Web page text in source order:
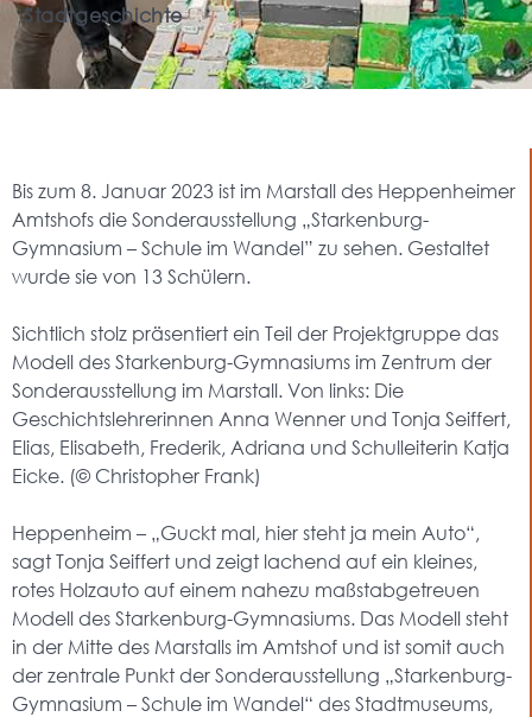
Stadtgeschichte
Bis zum 8. Januar 2023 ist im Marstall des Heppenheimer
Amtshofs die Sonderausstellung „Starkenburg-
Gymnasium – Schule im Wandel” zu sehen. Gestaltet
wurde sie von 13 Schülern.
Sichtlich stolz präsentiert ein Teil der Projektgruppe das
Modell des Starkenburg-Gymnasiums im Zentrum der
Sonderausstellung im Marstall. Von links: Die
Geschichtslehrerinnen Anna Wenner und Tonja Seiffert,
Elias, Elisabeth, Frederik, Adriana und Schulleiterin Katja
Eicke. (© Christopher Frank)
Heppenheim – „Guckt mal, hier steht ja mein Auto“,
sagt Tonja Seiffert und zeigt lachend auf ein kleines,
rotes Holzauto auf einem nahezu maßstabgetreuen
Modell des Starkenburg-Gymnasiums. Das Modell steht
in der Mitte des Marstalls im Amtshof und ist somit auch
der zentrale Punkt der Sonderausstellung „Starkenburg-
Gymnasium – Schule im Wandel“ des Stadtmuseums,